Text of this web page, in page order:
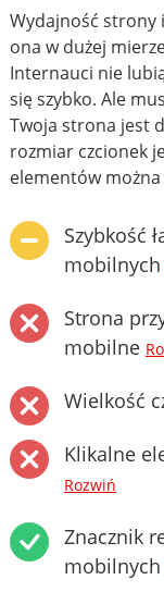
Wydajność strony
ona w dużej
Internauci nie
się szybko. Ale
Twoja strona jest
rozmiar czcionek
elementów
Szybkość
mobilnych
Strona
mobilne
Wielkość
Klikalne
Rozwiń
Znacznik
mobilnych